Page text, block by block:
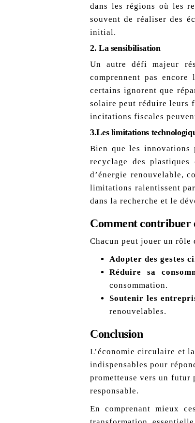
dans les régions où les
souvent de réaliser des
initial.
2. La sensibilisation
Un autre défi majeur
comprennent pas
certains ignorent que
solaire peut réduire leurs
incitations fiscales
3.Les limitations
Bien que les innovations
recyclage des
d’énergie renouvelable,
limitations ralentissent
dans la recherche et le
Comment contribuer
Chacun peut jouer un rôle
Adopter des gestes
Réduire sa
consommation.
Soutenir les
renouvelables.
Conclusion
L’économie circulaire et
indispensables pour
prometteuse vers un futur
responsable.
En comprenant mieux